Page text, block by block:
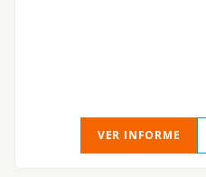
VER INFORME